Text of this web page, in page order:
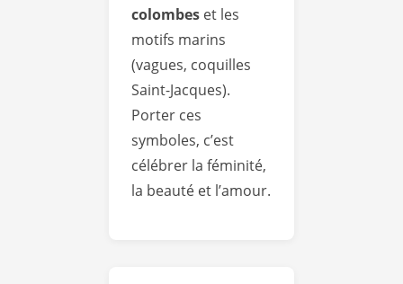
colombeset les
motifs marins
(vagues, coquilles
Saint-Jacques).
Porter ces
symboles, c’est
célébrer la féminité,
la beauté et l’amour.